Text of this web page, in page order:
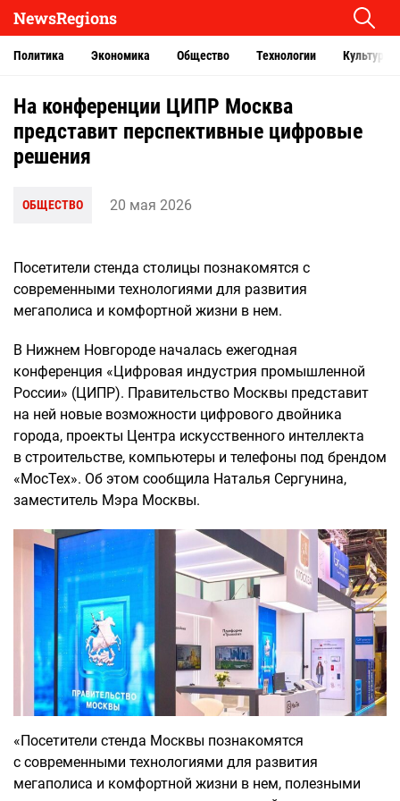
NewsRegions
Политика Экономика Общество Технологии Культура
На конференции ЦИПР Москва
представит перспективные цифровые
решения
ОБЩЕСТВО 20 мая 2026
Посетители стенда столицы познакомятся с
современными технологиями для развития
мегаполиса и комфортной жизни в нем.
В Нижнем Новгороде началась ежегодная
конференция «Цифровая индустрия промышленной
России» (ЦИПР). Правительство Москвы представит
на ней новые возможности цифрового двойника
города, проекты Центра искусственного интеллекта
в строительстве, компьютеры и телефоны под брендом
«МосТех». Об этом сообщила Наталья Сергунина,
заместитель Мэра Москвы.
«Посетители стенда Москвы познакомятся
с современными технологиями для развития
мегаполиса и комфортной жизни в нем, полезными